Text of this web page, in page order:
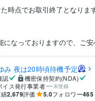
時点でお取引終了となりま
なっておりますので、ご安
み 夜は20時頃待機予定
認
機密保持契約(NDA)
イス発行事業者
未登録
2,679評価 5.0フォロワー465